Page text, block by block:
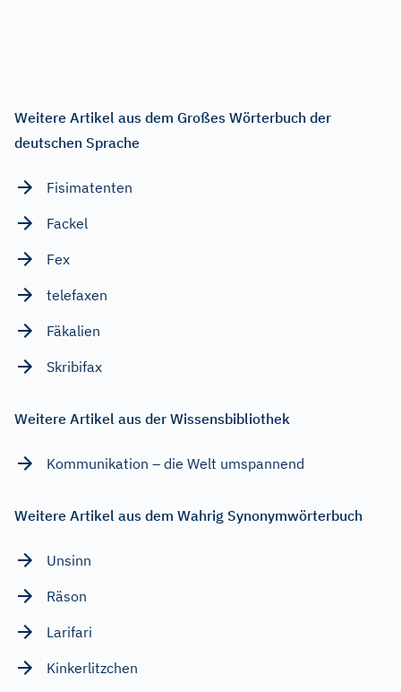
Weitere Artikel aus dem Großes Wörterbuch der
deutschen Sprache
Fisimatenten
Fackel
Fex
telefaxen
Fäkalien
Skribifax
Weitere Artikel aus der Wissensbibliothek
Kommunikation – die Welt umspannend
Weitere Artikel aus dem Wahrig Synonymwörterbuch
Unsinn
Räson
Larifari
Kinkerlitzchen